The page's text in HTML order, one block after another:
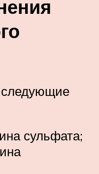
следующие
сульфата;